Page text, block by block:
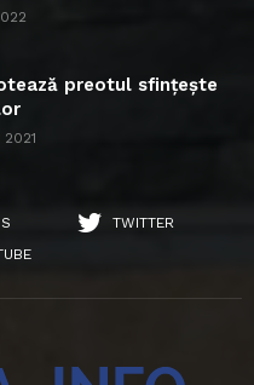
preotul sfințește
TWITTER